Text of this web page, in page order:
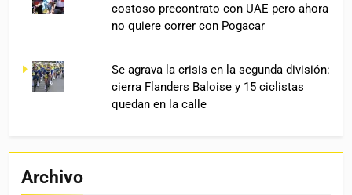
costoso precontrato con UAE pero ahora
no quiere correr con Pogacar
Se agrava la crisis en la segunda división:
cierra Flanders Baloise y 15 ciclistas
quedan en la calle
Archivo